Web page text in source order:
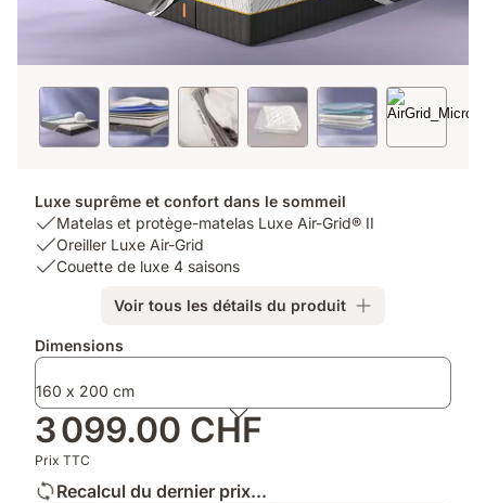
Luxe suprême et confort dans le sommeil
USP
1:
Matelas
Luxe
Grid®
II
Matelas et protège-matelas Luxe Air-Grid® II
USP
2:
Grid
Oreiller Luxe Air-Grid
USP
luxe
saisons
Couette de luxe 4 saisons
Voir tous les détails du produit
Produits
Dimensions
160 x 200 cm
3 099.00 CHF
Prix TTC
Recalcul du dernier prix...